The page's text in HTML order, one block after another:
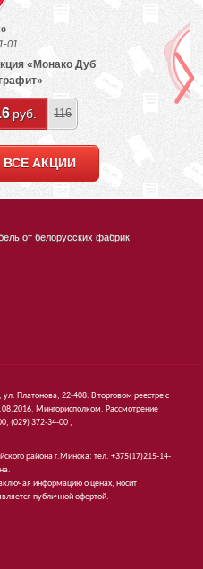
01
«Монако Дуб
руб. 116
АКЦИИ
от белорусских фабрик
Платонова, 22-408. В торговом реестре с
Мингорисполком. Рассмотрение
(029)372-34-00 ,
района г.Минска: тел. +375(17)215-14-
информацию о ценах, носит
публичной офертой.